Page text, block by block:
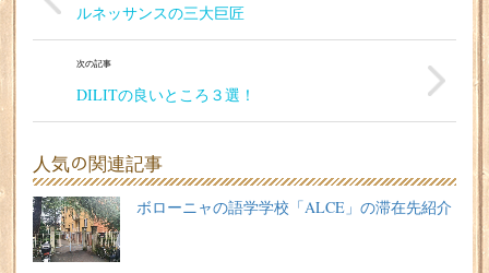
ルネッサンスの三大巨匠
次の記事
DILITの良いところ３選！
人気の関連記事
ボローニャの語学学校「ALCE」の滞在先紹介